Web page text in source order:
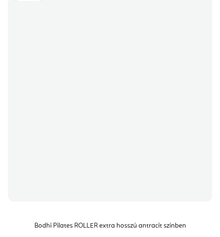
Bodhi Pilates ROLLER extra hosszú antracit színben